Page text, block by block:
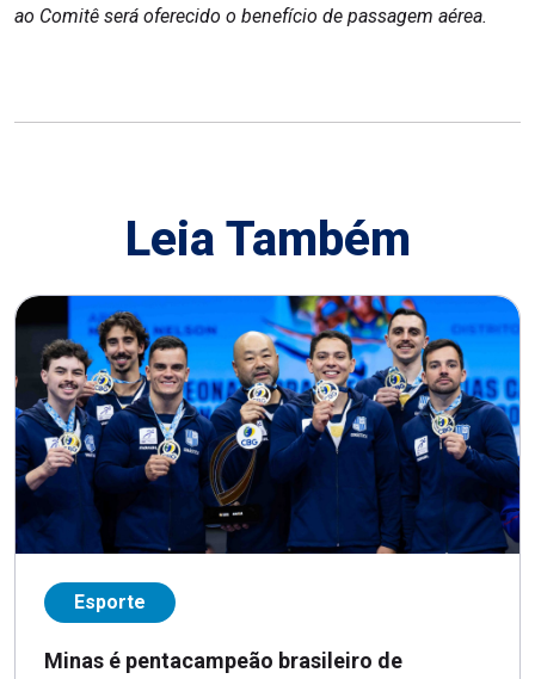
ao Comitê será oferecido o benefício de passagem aérea.
Leia Também
Esporte
Minas é pentacampeão brasileiro de